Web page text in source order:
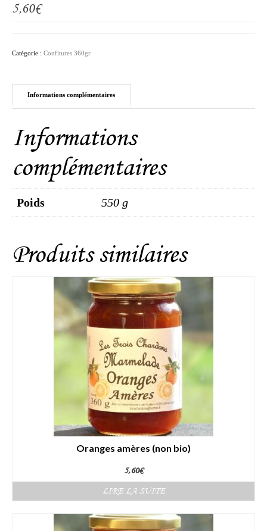
5,60€
Catégorie : Confitures 360gr
Informations complémentaires
Informations
complémentaires
Poids 550 g
Produits similaires
Oranges amères (non bio)
5,60€
LIRE LA SUITE